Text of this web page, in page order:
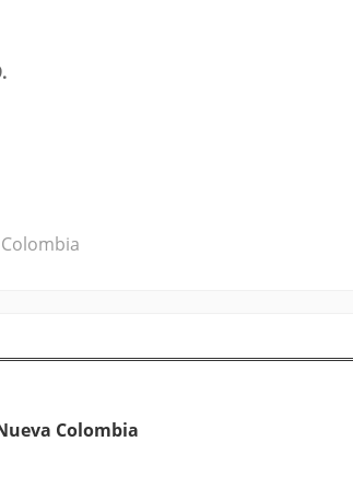
Colombia